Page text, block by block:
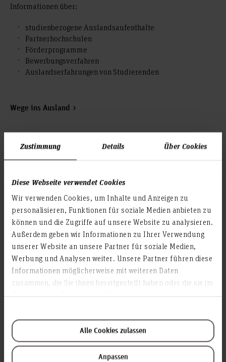
Zustimmung Details Über Cookies
Diese Webseite verwendet Cookies
Wir verwenden Cookies, um Inhalte und Anzeigen zu
personalisieren, Funktionen für soziale Medien anbieten zu
können und die Zugriffe auf unsere Website zu analysieren.
Außerdem geben wir Informationen zu Ihrer Verwendung
unserer Website an unsere Partner für soziale Medien,
Werbung und Analysen weiter. Unsere Partner führen diese
Informationen möglicherweise mit weiteren Daten
zusammen, die Sie ihnen bereitgestellt haben oder die sie im
Alle Cookies zulassen
Anpassen
Informationen über:
studienbezogene Auslandsaufenthalte
Partnerhochschulen
Förderprogramme
Bewerbungsverfahren
Auslandserfahrungen von Studierenden
Wege ins Ausland
die Fakultät V
das englischsprachige Studienangebot
das deutschsprachige Studienangebot
Anmeldung, Fristen, akademischen Kalender,
Sprachanforderungen (Leitfaden)
Exchange students
Themen vertiefen